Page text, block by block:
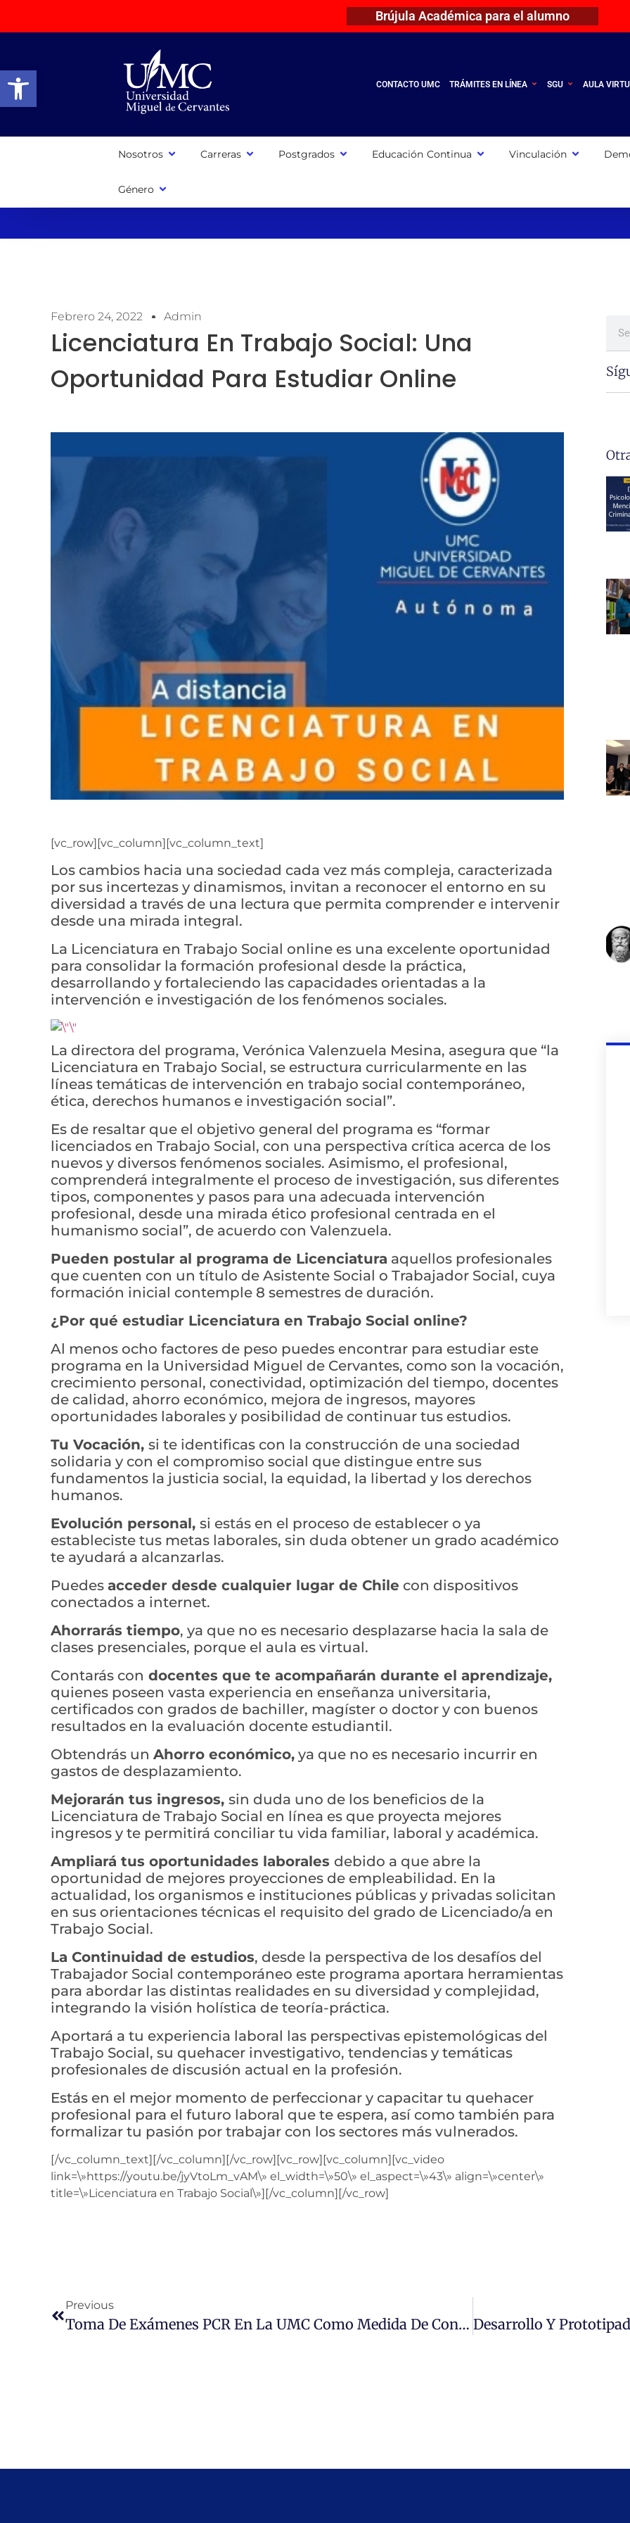
Abrir barra de herramientas
Brújula Académica para el alumno
CONTACTO UMC TRÁMITES EN LÍNEA SGU AULA
Nosotros Carreras Postgrados Educación Continua Vinculación
Género
Febrero 24, 2022 Admin
Licenciatura En Trabajo Social: Una
Oportunidad Para Estudiar Online
[vc_row][vc_column][vc_column_text]
Los cambios hacia una sociedad cada vez más compleja, caracterizada
por sus incertezas y dinamismos, invitan a reconocer el entorno en su
diversidad a través de una lectura que permita comprender e intervenir
desde una mirada integral.
La Licenciatura en Trabajo Social online es una excelente oportunidad
para consolidar la formación profesional desde la práctica,
desarrollando y fortaleciendo las capacidades orientadas a la
intervención e investigación de los fenómenos sociales.
La directora del programa, Verónica Valenzuela Mesina, asegura que “la
Licenciatura en Trabajo Social, se estructura curricularmente en las
líneas temáticas de intervención en trabajo social contemporáneo,
ética, derechos humanos e investigación social”.
Es de resaltar que el objetivo general del programa es “formar
licenciados en Trabajo Social, con una perspectiva crítica acerca de los
nuevos y diversos fenómenos sociales. Asimismo, el profesional,
comprenderá integralmente el proceso de investigación, sus diferentes
tipos, componentes y pasos para una adecuada intervención
profesional, desde una mirada ético profesional centrada en el
humanismo social”, de acuerdo con Valenzuela.
Pueden postular al programa de Licenciatura aquellos profesionales
que cuenten con un título de Asistente Social o Trabajador Social, cuya
formación inicial contemple 8 semestres de duración.
¿Por qué estudiar Licenciatura en Trabajo Social online?
Al menos ocho factores de peso puedes encontrar para estudiar este
programa en la Universidad Miguel de Cervantes, como son la vocación,
crecimiento personal, conectividad, optimización del tiempo, docentes
de calidad, ahorro económico, mejora de ingresos, mayores
oportunidades laborales y posibilidad de continuar tus estudios.
Tu Vocación, si te identificas con la construcción de una sociedad
solidaria y con el compromiso social que distingue entre sus
fundamentos la justicia social, la equidad, la libertad y los derechos
humanos.
Evolución personal, si estás en el proceso de establecer o ya
estableciste tus metas laborales, sin duda obtener un grado académico
te ayudará a alcanzarlas.
Puedes acceder desde cualquier lugar de Chile con dispositivos
conectados a internet.
Ahorrarás tiempo, ya que no es necesario desplazarse hacia la sala de
clases presenciales, porque el aula es virtual.
Contarás con docentes que te acompañarán durante el aprendizaje,
quienes poseen vasta experiencia en enseñanza universitaria,
certificados con grados de bachiller, magíster o doctor y con buenos
resultados en la evaluación docente estudiantil.
Obtendrás un Ahorro económico, ya que no es necesario incurrir en
gastos de desplazamiento.
Mejorarán tus ingresos, sin duda uno de los beneficios de la
Licenciatura de Trabajo Social en línea es que proyecta mejores
ingresos y te permitirá conciliar tu vida familiar, laboral y académica.
Ampliará tus oportunidades laborales debido a que abre la
oportunidad de mejores proyecciones de empleabilidad. En la
actualidad, los organismos e instituciones públicas y privadas solicitan
en sus orientaciones técnicas el requisito del grado de Licenciado/a en
Trabajo Social.
La Continuidad de estudios, desde la perspectiva de los desafíos del
Trabajador Social contemporáneo este programa aportara herramientas
para abordar las distintas realidades en su diversidad y complejidad,
integrando la visión holística de teoría-práctica.
Aportará a tu experiencia laboral las perspectivas epistemológicas del
Trabajo Social, su quehacer investigativo, tendencias y temáticas
profesionales de discusión actual en la profesión.
Estás en el mejor momento de perfeccionar y capacitar tu quehacer
profesional para el futuro laboral que te espera, así como también para
formalizar tu pasión por trabajar con los sectores más vulnerados.
[/vc_column_text][/vc_column][/vc_row][vc_row][vc_column][vc_video
link=\»https://youtu.be/jyVtoLm_vAM\» el_width=\»50\» el_aspect=\»43\» align=\»center\»
title=\»Licenciatura en Trabajo Social\»][/vc_column][/vc_row]
Previous
Toma De Exámenes PCR En La UMC Como Medida De Control Y Detección De Corona-Virus